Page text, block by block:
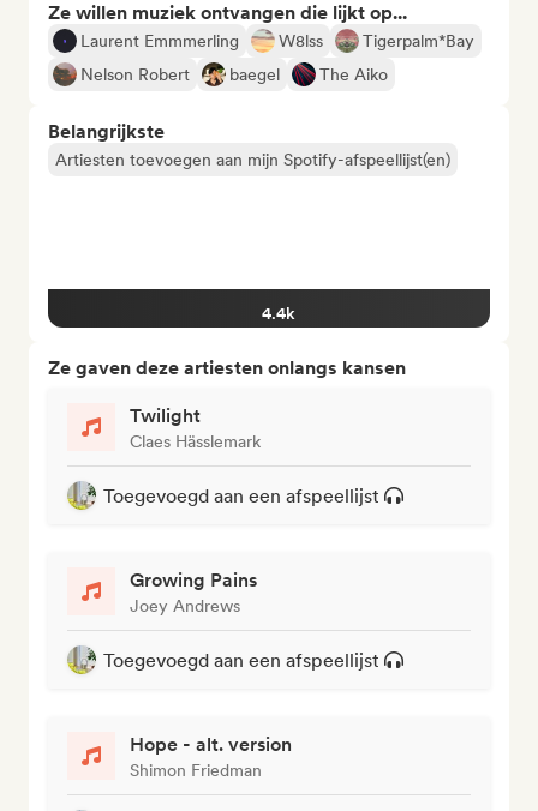
Ze willen muziek ontvangen die lijkt op...
Laurent Emmmerling W8lss
Tigerpalm*Bay
Nelson Robert
baegel The Aiko
Belangrijkste
Artiesten toevoegen aan mijn Spotify-afspeellijst(en)
4.4k
Ze gaven deze artiesten onlangs kansen
Twilight
Claes Hässlemark
Toegevoegd aan een afspeellijst
Growing Pains
Joey Andrews
Toegevoegd aan een afspeellijst
Hope - alt. version
Shimon Friedman